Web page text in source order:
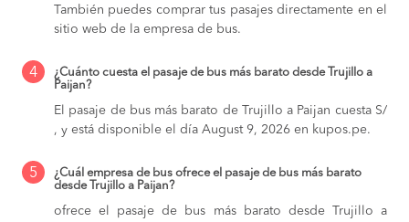
También puedes comprar tus pasajes directamente en el
sitio web de la empresa de bus.
4
¿Cuánto cuesta el pasaje de bus más barato desde Trujillo a
Paijan?
El pasaje de bus más barato de Trujillo a Paijan cuesta S/
, y está disponible el día August 9, 2026 en kupos.pe.
5
¿Cuál empresa de bus ofrece el pasaje de bus más barato
desde Trujillo a Paijan?
ofrece el pasaje de bus más barato desde Trujillo a